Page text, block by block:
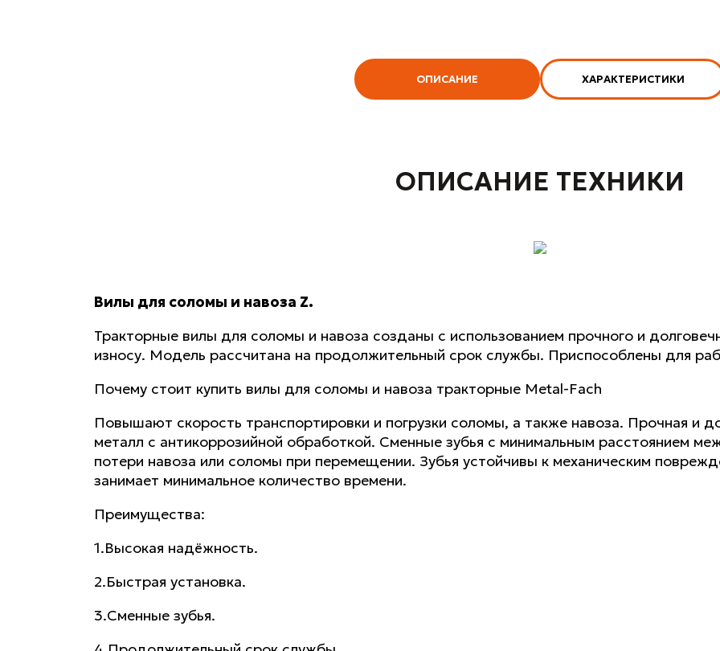
ОПИСАНИЕ ХАРАКТЕРИСТИКИ
ОПИСАНИЕ ТЕХНИКИ
Вилы для соломы и навоза Z.
Тракторные вилы для соломы и навоза созданы с использованием прочного и
износу. Модель рассчитана на продолжительный срок службы. Приспособлены для
Почему стоит купить вилы для соломы и навоза тракторные Metal-Fach
Повышают скорость транспортировки и погрузки соломы, а также навоза. Прочная и
металл с антикоррозийной обработкой. Сменные зубья с минимальным расстоянием
потери навоза или соломы при перемещении. Зубья устойчивы к механическим
занимает минимальное количество времени.
Преимущества:
1.Высокая надёжность.
2.Быстрая установка.
3.Сменные зубья.